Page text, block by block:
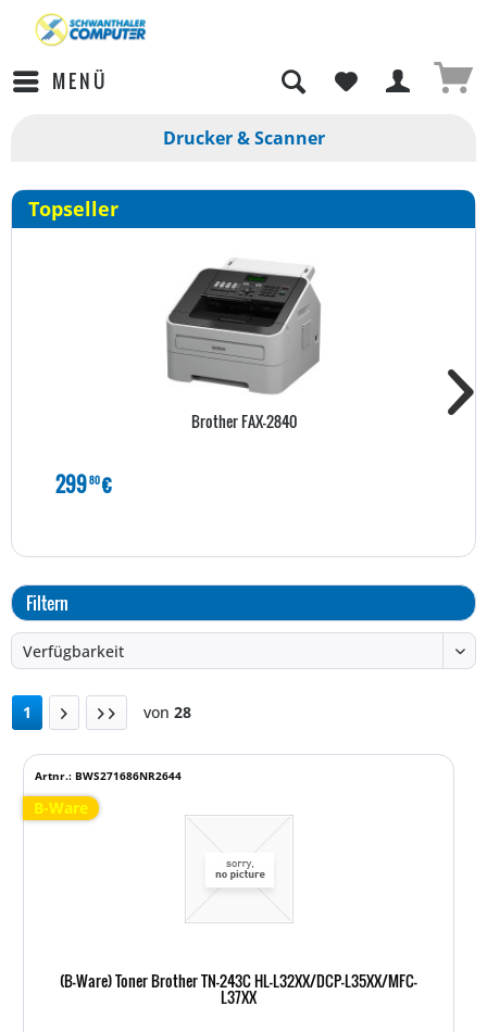
MENÜ
Drucker & Scanner
Topseller
Brother FAX-2840
29980€
Filtern
1 von 28
B-Ware
(B-Ware) Toner Brother TN-243C HL-L32XX/DCP-L35XX/MFC-
L37XX
Artnr.: BWS271686NR2644